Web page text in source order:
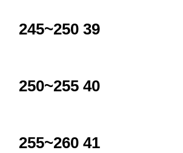
245~250 39
250~255 40
255~260 41